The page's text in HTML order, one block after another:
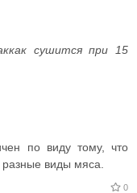
сушится при 15
по виду тому, что
виды мяса.
0